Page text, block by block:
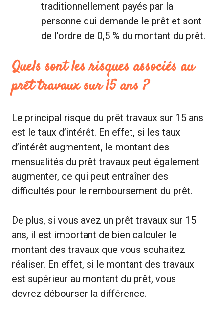
traditionnellement payés par la
personne qui demande le prêt et sont
de l’ordre de 0,5 % du montant du prêt.
Quels sont les risques associés au
prêt travaux sur 15 ans ?
Le principal risque du prêt travaux sur 15 ans
est le taux d’intérêt. En effet, si les taux
d’intérêt augmentent, le montant des
mensualités du prêt travaux peut également
augmenter, ce qui peut entraîner des
difficultés pour le remboursement du prêt.
De plus, si vous avez un prêt travaux sur 15
ans, il est important de bien calculer le
montant des travaux que vous souhaitez
réaliser. En effet, si le montant des travaux
est supérieur au montant du prêt, vous
devrez débourser la différence.